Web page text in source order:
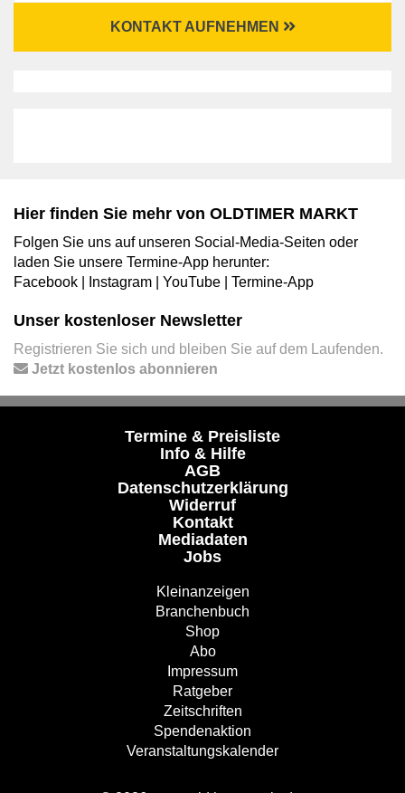
KONTAKT AUFNEHMEN
Hier finden Sie mehr von OLDTIMER MARKT
Folgen Sie uns auf unseren Social-Media-Seiten oder
laden Sie unsere Termine-App herunter:
Facebook
Instagram YouTube Termine-App
Unser kostenloser Newsletter
Registrieren Sie sich und bleiben Sie auf dem Laufenden.
Jetzt kostenlos abonnieren
Termine & Preisliste
Info & Hilfe
AGB
Datenschutzerklärung
Widerruf
Kontakt
Mediadaten
Jobs
Kleinanzeigen
Branchenbuch
Shop
Abo
Impressum
Ratgeber
Zeitschriften
Spendenaktion
Veranstaltungskalender